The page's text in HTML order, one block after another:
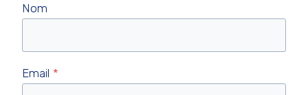
Nom
Email *